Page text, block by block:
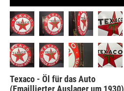
Texaco - Öl für das Auto
(Emaillierter Auslager um 1930)